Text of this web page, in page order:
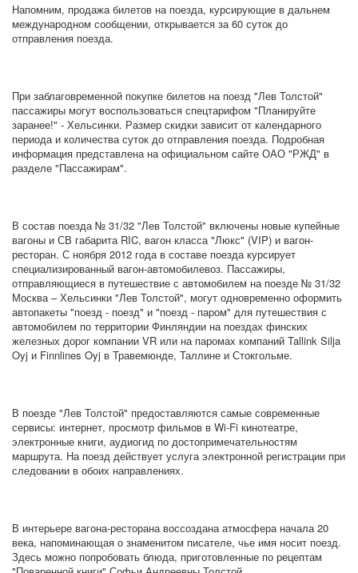
Напомним, продажа билетов на поезда, курсирующие в дальнем
международном сообщении, открывается за 60 суток до
отправления поезда.
При заблаговременной покупке билетов на поезд "Лев Толстой"
пассажиры могут воспользоваться спецтарифом "Планируйте
заранее!" - Хельсинки. Размер скидки зависит от календарного
периода и количества суток до отправления поезда. Подробная
информация представлена на официальном сайте ОАО "РЖД" в
разделе "Пассажирам".
В состав поезда № 31/32 "Лев Толстой" включены новые купейные
вагоны и СВ габарита RIC, вагон класса "Люкс" (VIP) и вагон-
ресторан. С ноября 2012 года в составе поезда курсирует
специализированный вагон-автомобилевоз. Пассажиры,
отправляющиеся в путешествие с автомобилем на поезде № 31/32
Москва – Хельсинки "Лев Толстой", могут одновременно оформить
автопакеты "поезд - поезд" и "поезд - паром" для путешествия с
автомобилем по территории Финляндии на поездах финских
железных дорог компании VR или на паромах компаний Tallink Silja
Oyj и Finnlines Oyj в Травемюнде, Таллине и Стокгольме.
В поезде "Лев Толстой" предоставляются самые современные
сервисы: интернет, просмотр фильмов в Wi-Fi кинотеатре,
электронные книги, аудиогид по достопримечательностям
маршрута. На поезд действует услуга электронной регистрации при
следовании в обоих направлениях.
В интерьере вагона-ресторана воссоздана атмосфера начала 20
века, напоминающая о знаменитом писателе, чье имя носит поезд.
Здесь можно попробовать блюда, приготовленные по рецептам